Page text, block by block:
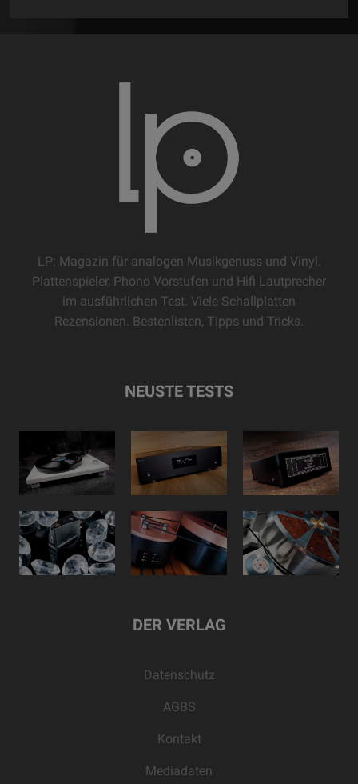
LP: Magazin für analogen Musikgenuss und Vinyl.
Plattenspieler, Phono Vorstufen und Hifi Lautprecher
im ausführlichen Test. Viele Schallplatten
Rezensionen. Bestenlisten, Tipps und Tricks.
NEUSTE TESTS
DER VERLAG
Datenschutz
AGBS
Kontakt
Mediadaten